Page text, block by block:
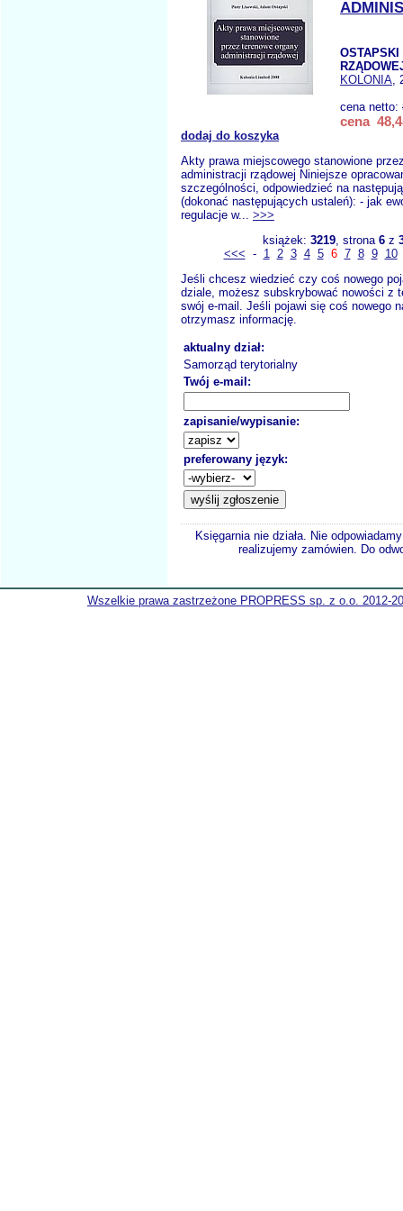
KOLONIA,
cena netto:
cena
dodaj do koszyka
Akty prawa miejscowego stanowione
administracji rządowej Niniejsze
szczególności, odpowiedzieć na
(dokonać następujących ustaleń): - jak
regulacje w... >>>
książek: 3219, strona 6z
<<< - 1 2 3 4 5 6 7 8 9
10
Jeśli chcesz wiedzieć czy coś nowego
dziale, możesz subskrybować nowości z
swój e-mail. Jeśli pojawi się coś nowego
otrzymasz informację.
aktualny dział:
Samorząd terytorialny
Twój e-mail:
zapisanie/wypisanie:
preferowany język:
Księgarnia nie działa. Nie
realizujemy zamówien. Do
Wszelkie prawa zastrzeżone PROPRESS sp. z o.o. 2012-